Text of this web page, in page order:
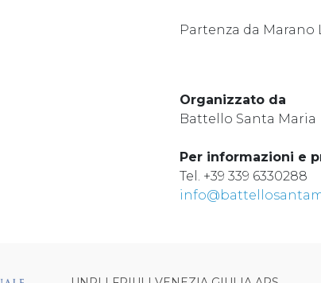
Partenza da Marano
Organizzato da
Battello Santa Maria
Per informazioni e
Tel. +39 339 6330288